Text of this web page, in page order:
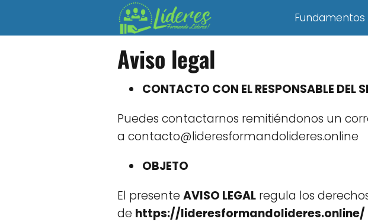
Fundamentos
Aviso legal
CONTACTO CON EL RESPONSABLE DEL
Puedes contactarnos remitiéndonos un
a contacto@lideresformandolideres.online
OBJETO
El presente AVISO LEGAL regula los
de https://lideresformandolideres.online/